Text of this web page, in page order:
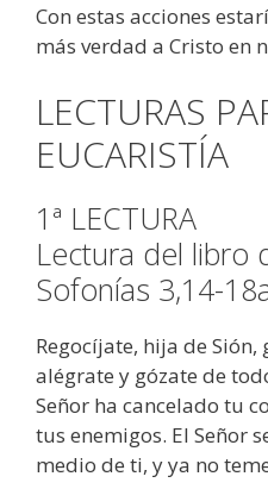
Con estas acciones
más verdad a Cristo en
LECTURAS
EUCARISTÍA
1ª LECTURA
Lectura del libro
Sofonías 3,14-
Regocíjate, hija de
alégrate y gózate de
Señor ha cancelado tu
tus enemigos. El Señor
medio de ti, y ya no